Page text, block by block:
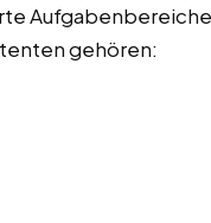
gehören: